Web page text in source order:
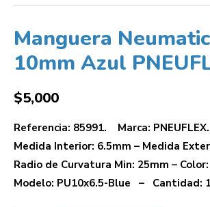
Manguera
10mm Azul
$5,000
Referencia: 85991. Marca: PNEUFLEX.
Medida Interior: 6.5mm – Medida
Radio de Curvatura Min: 25mm –
Modelo: PU10x6.5-Blue – Cantidad: